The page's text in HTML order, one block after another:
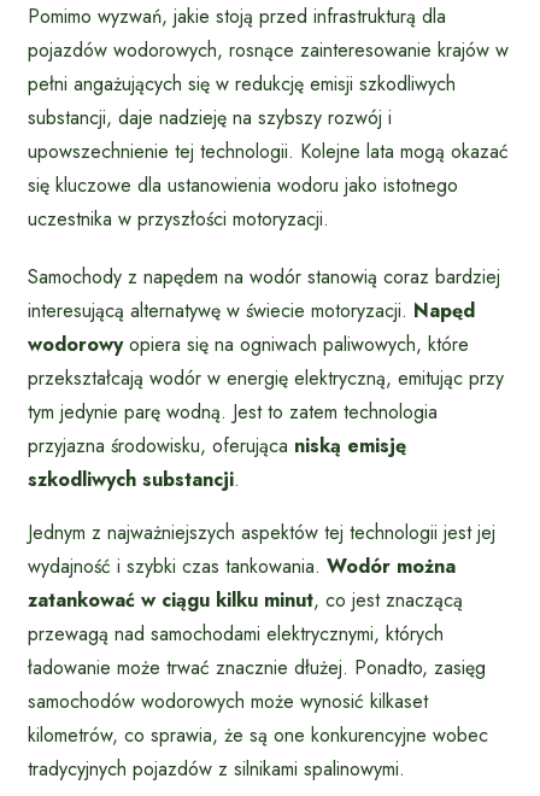
Pomimo wyzwań, jakie stoją przed infrastrukturą dla
pojazdów wodorowych, rosnące zainteresowanie krajów w
pełni angażujących się w redukcję emisji szkodliwych
substancji, daje nadzieję na szybszy rozwój i
upowszechnienie tej technologii. Kolejne lata mogą okazać
się kluczowe dla ustanowienia wodoru jako istotnego
uczestnika w przyszłości motoryzacji.
Samochody z napędem na wodór stanowią coraz bardziej
interesującą alternatywę w świecie motoryzacji. Napęd
wodorowyopiera się na ogniwach paliwowych, które
przekształcają wodór w energię elektryczną, emitując przy
tym jedynie parę wodną. Jest to zatem technologia
przyjazna środowisku, oferująca niską emisję
szkodliwych substancji.
Jednym z najważniejszych aspektów tej technologii jest jej
wydajność i szybki czas tankowania. Wodór można
zatankować w ciągu kilku minut, co jest znaczącą
przewagą nad samochodami elektrycznymi, których
ładowanie może trwać znacznie dłużej. Ponadto, zasięg
samochodów wodorowych może wynosić kilkaset
kilometrów, co sprawia, że są one konkurencyjne wobec
tradycyjnych pojazdów z silnikami spalinowymi.